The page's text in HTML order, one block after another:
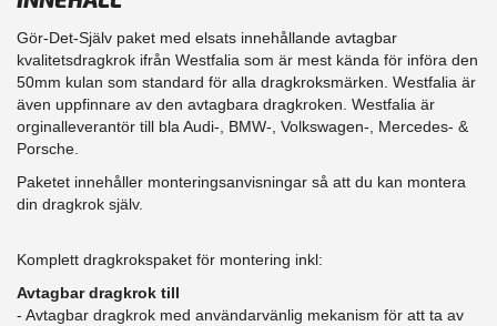
Gör-Det-Själv paket med elsats innehållande avtagbar
kvalitetsdragkrok ifrån Westfalia som är mest kända för införa den
50mm kulan som standard för alla dragkroksmärken. Westfalia är
även uppfinnare av den avtagbara dragkroken. Westfalia är
orginalleverantör till bla Audi-, BMW-, Volkswagen-, Mercedes- &
Porsche.
Paketet innehåller monteringsanvisningar så att du kan montera
din dragkrok själv.
Komplett dragkrokspaket för montering inkl:
Avtagbar dragkrok till
- Avtagbar dragkrok med användarvänlig mekanism för att ta av